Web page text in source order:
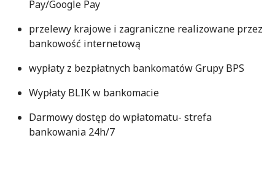
Pay/Google Pay
przelewy krajowe i zagraniczne realizowane przez
bankowość internetową
wypłaty z bezpłatnych bankomatów Grupy BPS
Wypłaty BLIK w bankomacie
Darmowy dostęp do wpłatomatu- strefa
bankowania 24h/7